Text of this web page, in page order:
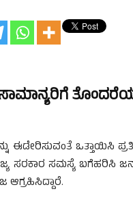
ಈಡೇರಿಸುವಂತೆ ಒತ್ತಾಯಿಸಿ
ಸರಕಾರ ಸಮಸ್ಯೆ ಬಗೆಹರಿಸಿ
ಆಗ್ರಹಿಸಿದ್ದಾರೆ.